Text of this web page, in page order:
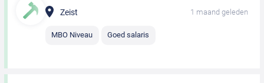
Zeist 1 maand geleden
MBO Niveau Goed salaris